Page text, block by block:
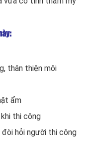
thân thiện môi
ẩm
thi công
đòi hỏi người thi công